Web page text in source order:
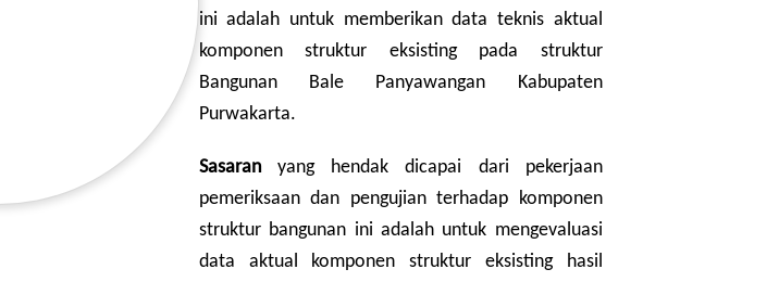
ini adalah untuk memberikan data teknis aktual
komponen struktur eksisting pada struktur
Bangunan Bale Panyawangan Kabupaten
Purwakarta.
Sasaranyang hendak dicapai dari pekerjaan
pemeriksaan dan pengujian terhadap komponen
struktur bangunan ini adalah untuk mengevaluasi
data aktual komponen struktur eksisting hasil